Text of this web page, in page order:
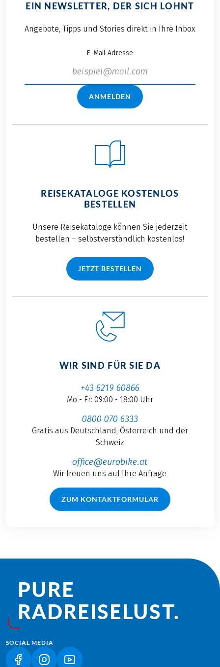
EIN NEWSLETTER, DER SICH LOHNT
Angebote, Tipps und Stories direkt in Ihre Inbox
E-Mail Adresse
ANMELDEN
REISEKATALOGE KOSTENLOS
BESTELLEN
Unsere Reisekataloge können Sie jederzeit
bestellen – selbstverständlich kostenlos!
JETZT BESTELLEN
WIR SIND FÜR SIE DA
+43 6219 60866
Mo - Fr: 09:00 - 18:00 Uhr
0800 070 6333
Gratis aus Deutschland, Österreich und der
Schweiz
office@eurobike.at
Wir freuen uns auf Ihre Anfrage
ZUM KONTAKTFORMULAR
PURE
RADREISE­LUST.
SOCIAL MEDIA
(LINK ÖFFNET IN NEUEM TAB)
(LINK ÖFFNET IN NEUEM TAB)
(LINK ÖFFNET IN NEUEM TAB)